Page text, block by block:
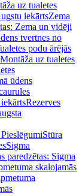
uz tualetes
iekārtsZema
Zema un vidēji
tvertnes no
podu ārējās
Montāža uz tualetes
ūdens
Rezerves
Stūra
Sigma
paredzētas: Sigma
skalojamās